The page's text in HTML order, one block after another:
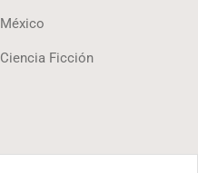
México
Ciencia Ficción